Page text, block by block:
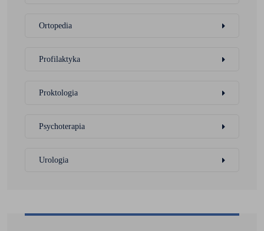
Ortopedia
Profilaktyka
Proktologia
Psychoterapia
Urologia